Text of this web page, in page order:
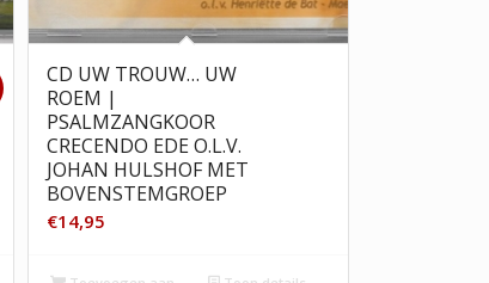
CD UW TROUW… UW
ROEM |
PSALMZANGKOOR
CRECENDO EDE O.L.V.
JOHAN HULSHOF MET
BOVENSTEMGROEP
€14,95